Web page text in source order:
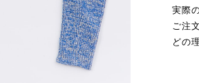
実際
ご注
どの